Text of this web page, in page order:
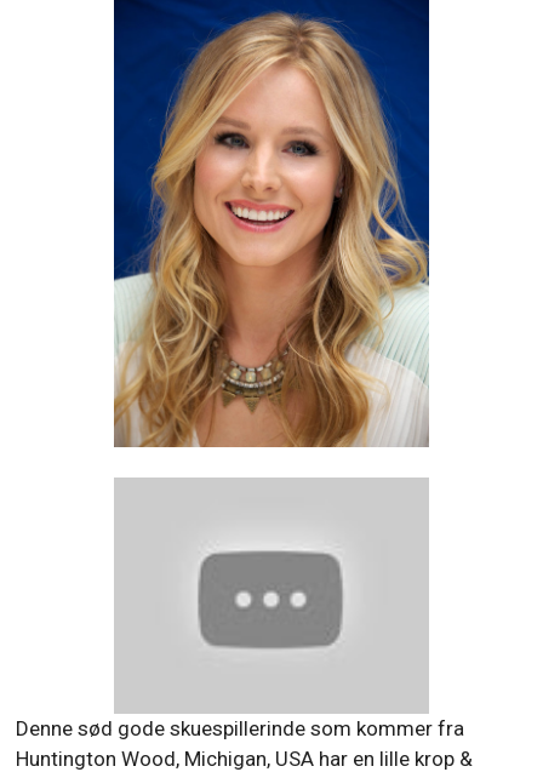
Denne sød gode skuespillerinde som kommer fra
Huntington Wood, Michigan, USA har en lille krop &